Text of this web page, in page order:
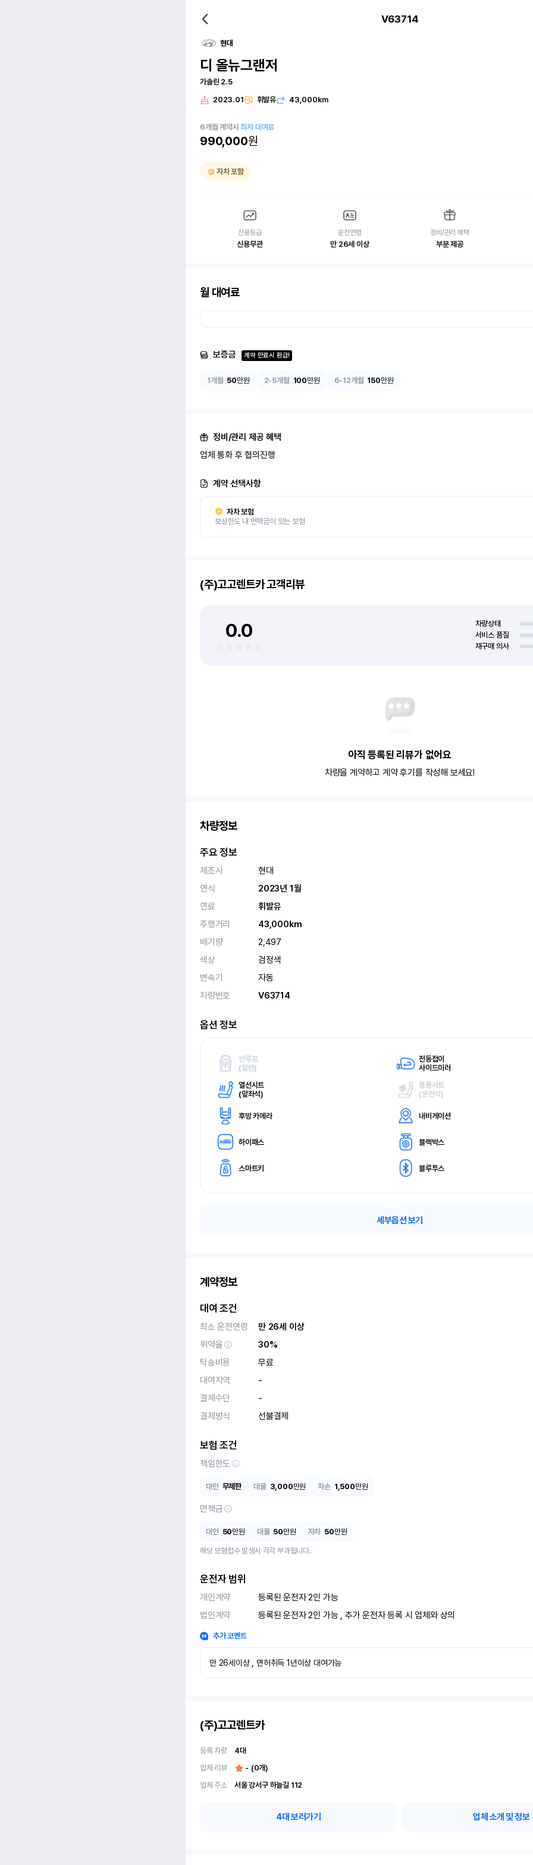
V63714
현대
디 올뉴그랜저
가솔린 2.5
2023.01 휘발유 43,000km
6개월 계약시최저 대여료
990,000원
자차 포함
신용등급
신용무관
운전연령
만 26세 이상
정비/관리 혜택
부분 제공
월 대여료
보증금 계약 만료시 환급!
1개월 50만원 2-5개월 100만원 6-12개월 150만원
정비/관리 제공 혜택
업체 통화 후 협의진행
계약 선택사항
자차 보험
보상한도 내 면책금이 있는 보험
(주)고고렌트카고객리뷰
0.0 차량상태
서비스 품질
재구매 의사
아직 등록된 리뷰가 없어요
차량을 계약하고 계약 후기를 작성해 보세요!
차량정보
주요 정보
제조사
현대
연식
2023년 1월
연료
휘발유
주행거리
43,000km
배기량
2,497
색상
검정색
변속기
자동
차량번호
V63714
옵션 정보
썬루프
(일반)
전동접이
사이드미러
열선시트
(앞좌석)
통풍시트
(운전석)
후방 카메라 내비게이션
하이패스 블랙박스
스마트키 블루투스
세부옵션 보기
계약정보
대여 조건
최소 운전연령
만 26세 이상
위약율
30%
탁송비용
무료
대여지역
-
결제수단
-
결제방식
선불결제
보험 조건
책임한도
대인 무제한 대물 3,000만원 자손 1,500만원
면책금
대인 50만원 대물 50만원 자차 50만원
해당 보험접수 발생시 각각 부과됩니다.
운전자 범위
개인계약
등록된 운전자 2인 가능
법인계약
등록된 운전자 2인 가능 , 추가 운전자 등록 시 업체와 상의
추가 코멘트
만 26세이상 , 면허취득 1년이상 대여가능
(주)고고렌트카
등록 차량 4대
업체 리뷰
- (0개)
업체 주소
서울 강서구 하늘길 112
4대 보러가기 업체 소개 및 정보